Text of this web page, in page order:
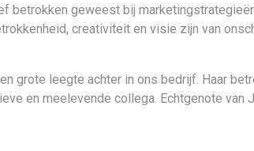
betrokken geweest bij
creativiteit en visie zijn van
grote leegte achter in ons bedrijf. Haar
en meelevende collega. Echtgenote van